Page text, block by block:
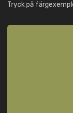
Tryck på